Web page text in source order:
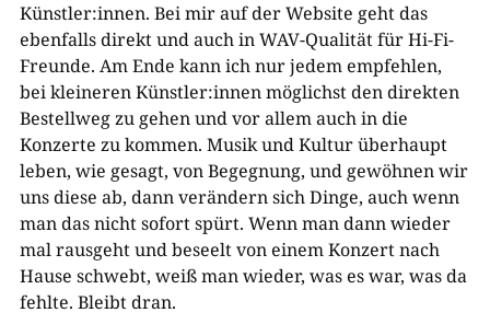
Künstler:innen. Bei mir auf der Website geht das
ebenfalls direkt und auch in WAV-Qualität für Hi-Fi-
Freunde. Am Ende kann ich nur jedem empfehlen,
bei kleineren Künstler:innen möglichst den direkten
Bestellweg zu gehen und vor allem auch in die
Konzerte zu kommen. Musik und Kultur überhaupt
leben, wie gesagt, von Begegnung, und gewöhnen wir
uns diese ab, dann verändern sich Dinge, auch wenn
man das nicht sofort spürt. Wenn man dann wieder
mal rausgeht und beseelt von einem Konzert nach
Hause schwebt, weiß man wieder, was es war, was da
fehlte. Bleibt dran.